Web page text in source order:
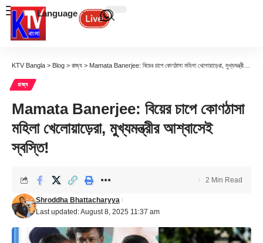
Language
KTV Bangla > Blog > রাজ্য > Mamata Banerjee: বিয়ের চাপে কোণঠাসা মহিলা খেলোয়াড়েরা, মুখ্যমন্ত্রীর আশ্বাসেই স্বস্তি!
রাজ্য
Mamata Banerjee: বিয়ের চাপে কোণঠাসা
মহিলা খেলোয়াড়েরা, মুখ্যমন্ত্রীর আশ্বাসেই
স্বস্তি!
Last updated: August 8, 2025 11:37 am
Shroddha Bhattacharyya
2 Min Read